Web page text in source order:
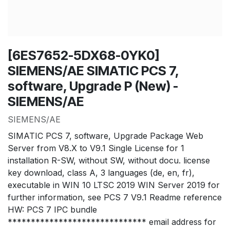
[6ES7652-5DX68-0YK0]
SIEMENS/AE SIMATIC PCS 7,
software, Upgrade P (New) -
SIEMENS/AE
SIEMENS/AE
SIMATIC PCS 7, software, Upgrade Package Web
Server from V8.X to V9.1 Single License for 1
installation R-SW, without SW, without docu. license
key download, class A, 3 languages (de, en, fr),
executable in WIN 10 LTSC 2019 WIN Server 2019 for
further information, see PCS 7 V9.1 Readme reference
HW: PCS 7 IPC bundle
****************************** email address for